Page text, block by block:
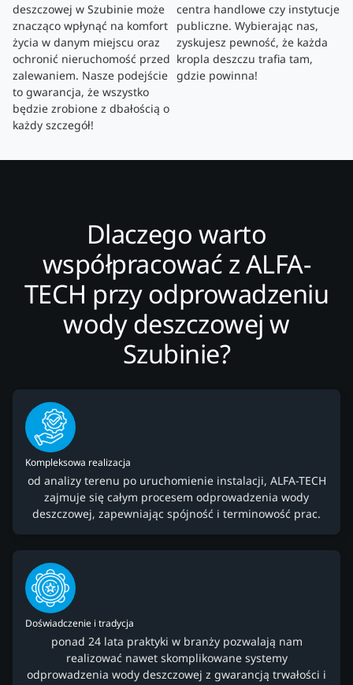
deszczowej w Szubinie może
znacząco wpłynąć na komfort
życia w danym miejscu oraz
ochronić nieruchomość przed
zalewaniem. Nasze podejście
to gwarancja, że wszystko
będzie zrobione z dbałością o
każdy szczegół!
centra handlowe czy instytucje
publiczne. Wybierając nas,
zyskujesz pewność, że każda
kropla deszczu trafia tam,
gdzie powinna!
Dlaczego warto
współpracować z ALFA-
TECH przy odprowadzeniu
wody deszczowej w
Szubinie?
Kompleksowa realizacja
od analizy terenu po uruchomienie instalacji, ALFA-TECH
zajmuje się całym procesem odprowadzenia wody
deszczowej, zapewniając spójność i terminowość prac.
Doświadczenie i tradycja
ponad 24 lata praktyki w branży pozwalają nam
realizować nawet skomplikowane systemy
odprowadzenia wody deszczowej z gwarancją trwałości i